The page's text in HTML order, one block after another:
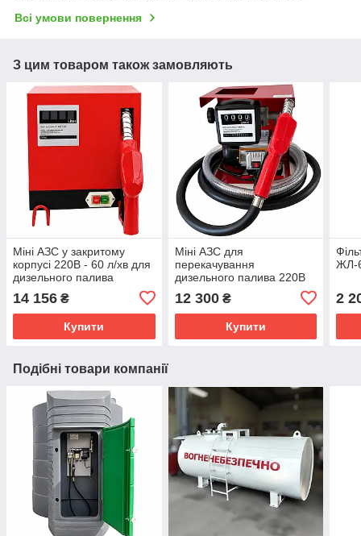
Всі умови повернення
З цим товаром також замовляють
Міні АЗС у закритому
корпусі 220В - 60 л/хв для
дизельного палива
14 156 ₴
Купити
Міні АЗС для
перекачування
дизельного палива 220В
12 300₴
Купити
ЖЛ-
2
Подібні товари компанії